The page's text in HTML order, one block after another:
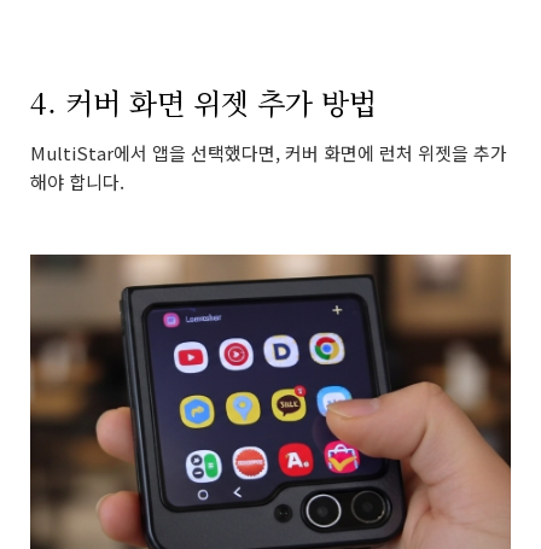
4. 커버 화면 위젯 추가 방법
MultiStar에서 앱을 선택했다면, 커버 화면에 런처 위젯을 추가
해야 합니다.